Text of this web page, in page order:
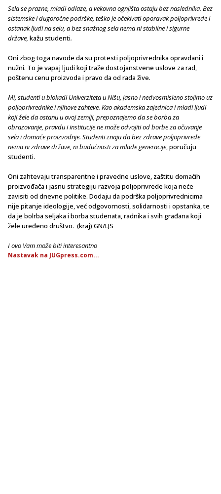
Sela se prazne, mladi odlaze, a vekovna ognjišta ostaju bez naslednika. Bez
sistemske i dugoročne podrške, teško je očekivati oporavak poljoprivrede i
ostanak ljudi na selu, a bez snažnog sela nema ni stabilne i sigurne
države, kažu studenti.
Oni zbog toga navode da su protesti poljoprivrednika opravdani i
nužni. To je vapaj ljudi koji traže dostojanstvene uslove za rad,
poštenu cenu proizvoda i pravo da od rada žive.
Mi, studenti u blokadi Univerziteta u Nišu, jasno i nedvosmisleno stojimo uz
poljoprivrednike i njihove zahteve. Kao akademska zajednica i mladi ljudi
koji žele da ostanu u ovoj zemlji, prepoznajemo da se borba za
obrazovanje, pravdu i institucije ne može odvojiti od borbe za očuvanje
sela i domaće proizvodnje. Studenti znaju da bez zdrave poljoprivrede
nema ni zdrave države, ni budućnosti za mlade generacije, poručuju
studenti.
Oni zahtevaju transparentne i pravedne uslove, zaštitu domaćih
proizvođača i jasnu strategiju razvoja poljoprivrede koja neće
zavisiti od dnevne politike. Dodaju da podrška poljoprivrednicima
nije pitanje ideologije, već odgovornosti, solidarnosti i opstanka, te
da je bolrba seljaka i borba studenata, radnika i svih građana koji
žele uređeno društvo. (kraj) GN/LJS
I ovo Vam može biti interesantno
Nastavak na JUGpress.com...